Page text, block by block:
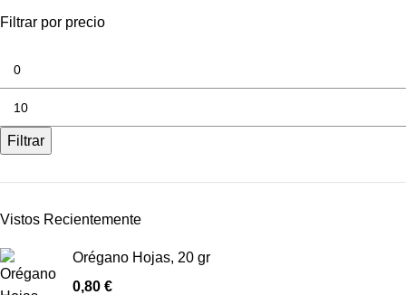
Filtrar por precio
Filtrar
Vistos Recientemente
Orégano Hojas, 20 gr
0,80 €